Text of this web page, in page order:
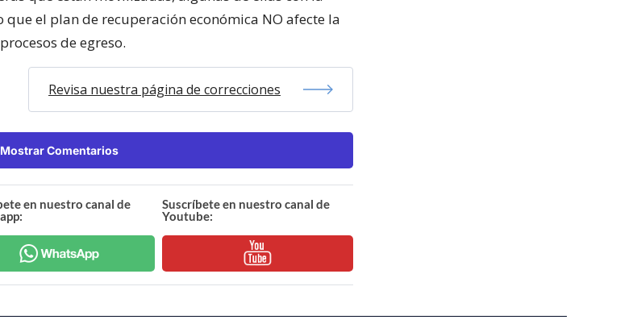
el plan de recuperación económica NO afecte la
de egreso.
Revisa nuestra página de correcciones
Mostrar Comentarios
en nuestro canal de
Suscríbete en nuestro canal de
Youtube: